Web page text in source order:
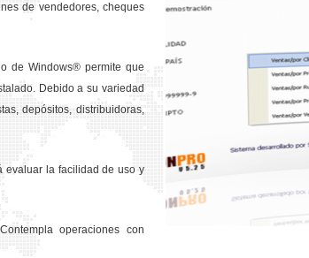
de vendedores, cheques
de Windows® permite que
Debido a su variedad
depósitos, distribuidoras,
evaluar la facilidad de uso y
operaciones con